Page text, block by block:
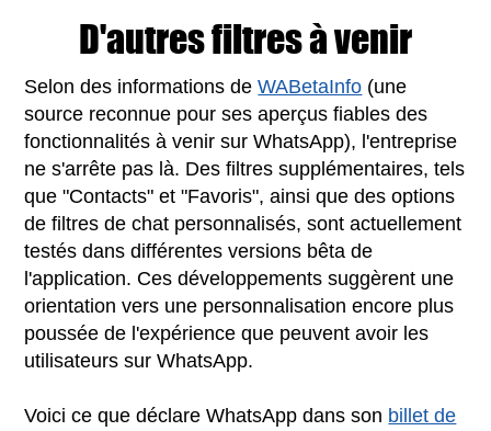
D'autres filtres à venir
Selon des informations deWABetaInfo (une
source reconnue pour ses aperçus fiables des
fonctionnalités à venir sur WhatsApp), l'entreprise
ne s'arrête pas là. Des filtres supplémentaires, tels
que "Contacts" et "Favoris", ainsi que des options
de filtres de chat personnalisés, sont actuellement
testés dans différentes versions bêta de
l'application. Ces développements suggèrent une
orientation vers une personnalisation encore plus
poussée de l'expérience que peuvent avoir les
utilisateurs sur WhatsApp.
Voici ce que déclare WhatsApp dans son billet de